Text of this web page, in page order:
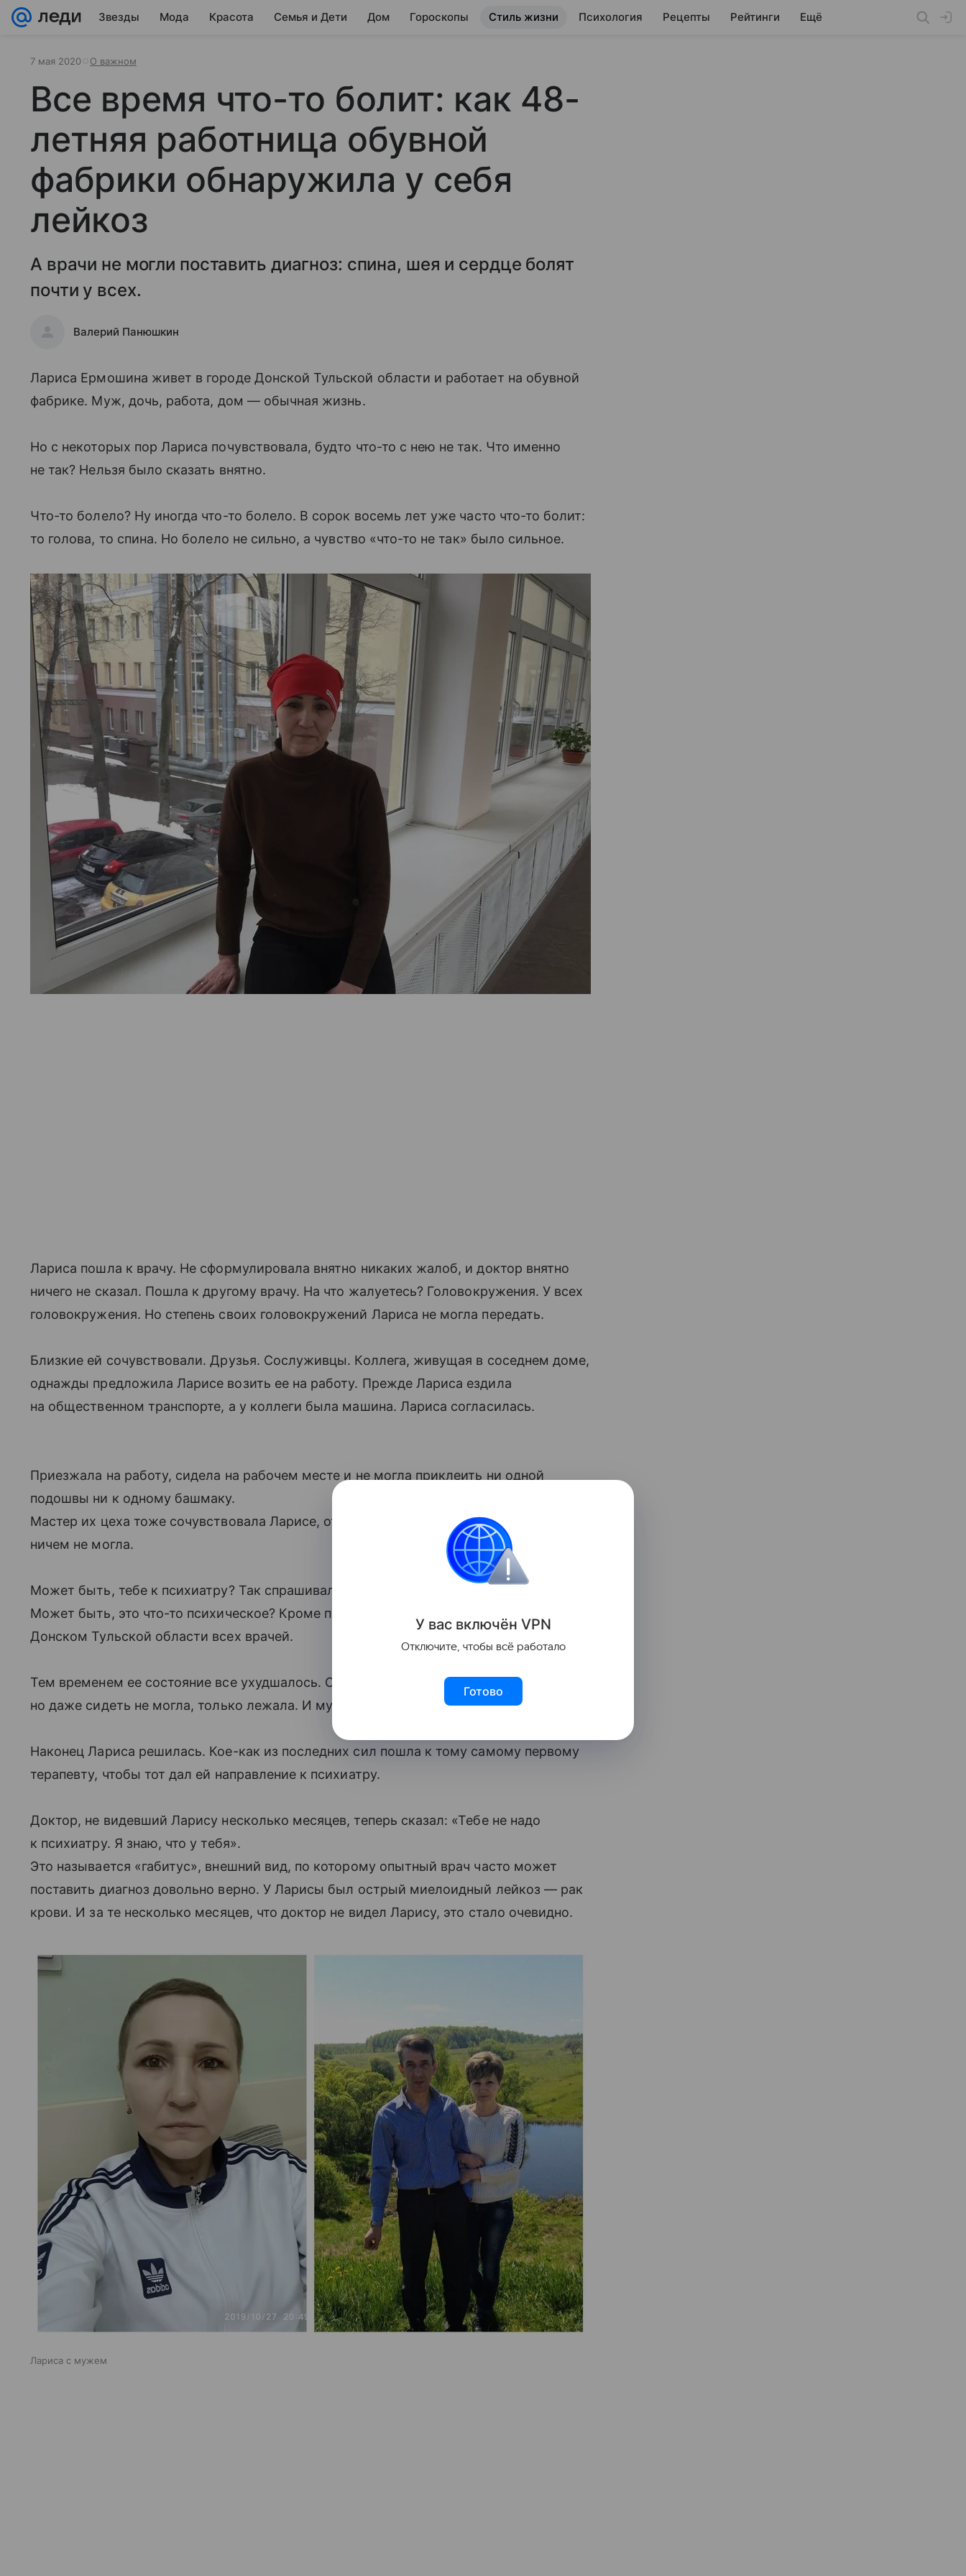
Звезды Мода Красота Семья и Дети Дом Гороскопы Стиль жизни Психология Рецепты Рейтинги Ещё
7 мая 2020 О важном
Все время что-то болит: как 48-
летняя работница обувной
фабрики обнаружила у себя
лейкоз
А врачи не могли поставить диагноз: спина, шея и сердце болят
почти у всех.
Валерий Панюшкин
Лариса Ермошина живет в городе Донской Тульской области и работает на обувной
фабрике. Муж, дочь, работа, дом — обычная жизнь.
Но с некоторых пор Лариса почувствовала, будто что-то с нею не так. Что именно
не так? Нельзя было сказать внятно.
Что-то болело? Ну иногда что-то болело. В сорок восемь лет уже часто что-то болит:
то голова, то спина. Но болело не сильно, а чувство «что-то не так» было сильное.
Лариса пошла к врачу. Не сформулировала внятно никаких жалоб, и доктор внятно
ничего не сказал. Пошла к другому врачу. На что жалуетесь? Головокружения. У всех
головокружения. Но степень своих головокружений Лариса не могла передать.
Близкие ей сочувствовали. Друзья. Сослуживцы. Коллега, живущая в соседнем доме,
однажды предложила Ларисе возить ее на работу. Прежде Лариса ездила
на общественном транспорте, а у коллеги была машина. Лариса согласилась.
Приезжала на работу, сидела на рабочем месте и не могла приклеить ни одной
подошвы ни к одному башмаку.
Мастер их цеха тоже сочувствовала Ларисе, отпускала, давала отгулы. Но помочь
ничем не могла.
Может быть, тебе к психиатру? Так спрашивали все чаще люди вокруг Ларисы.
Может быть, это что-то психическое? Кроме психиатра Лариса обошла в городе
Донском Тульской области всех врачей.
Тем временем ее состояние все ухудшалось. Она не могла уже не то что работать,
но даже сидеть не могла, только лежала. И муж с дочерью кормили ее из ложечки.
Наконец Лариса решилась. Кое-как из последних сил пошла к тому самому первому
терапевту, чтобы тот дал ей направление к психиатру.
Доктор, не видевший Ларису несколько месяцев, теперь сказал: «Тебе не надо
к психиатру. Я знаю, что у тебя».
Это называется «габитус», внешний вид, по которому опытный врач часто может
поставить диагноз довольно верно. У Ларисы был острый миелоидный лейкоз — рак
крови. И за те несколько месяцев, что доктор не видел Ларису, это стало очевидно.
Лариса с мужем
У вас включён VPN
Отключите, чтобы всё работало
Готово